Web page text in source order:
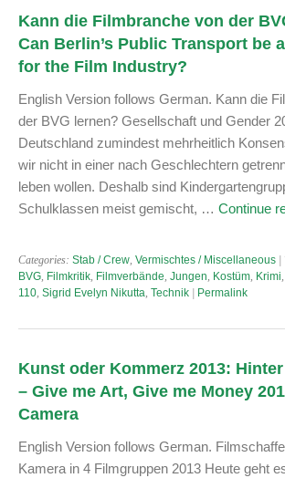
Kann die Filmbranche von der
Can Berlin’s Public Transport be
for the Film Industry?
English Version follows German. Kann die
der BVG lernen? Gesellschaft und Gender
Deutschland zumindest mehrheitlich
wir nicht in einer nach Geschlechtern
leben wollen. Deshalb sind
Schulklassen meist gemischt, … Continue
Categories: Stab / Crew, Vermischtes / Miscellaneous
BVG, Filmkritik, Filmverbände, Jungen, Kostüm, Krimi,
110, Sigrid Evelyn Nikutta, Technik Permalink
Kunst oder Kommerz 2013:
– Give me Art, Give me Money
Camera
English Version follows German.
Kamera in 4 Filmgruppen 2013 Heute geht